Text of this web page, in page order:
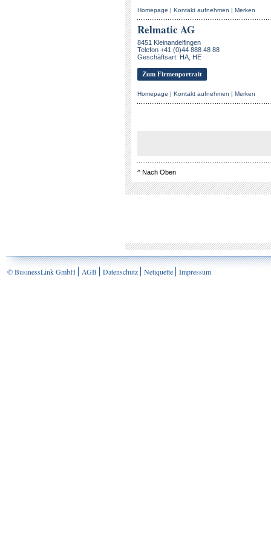
Homepage | Kontakt aufnehmen | Merken
Relmatic AG
8451 Kleinandelfingen
Telefon +41 (0)44 888 48 88
Geschäftsart: HA, HE
Zum Firmenportrait
Homepage | Kontakt aufnehmen | Merken
^ Nach Oben
© BusinessLink GmbH AGB Datenschutz Netiquette Impressum